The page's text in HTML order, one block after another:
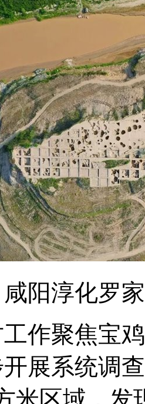
咸阳淳化罗
作聚焦宝
展系统调